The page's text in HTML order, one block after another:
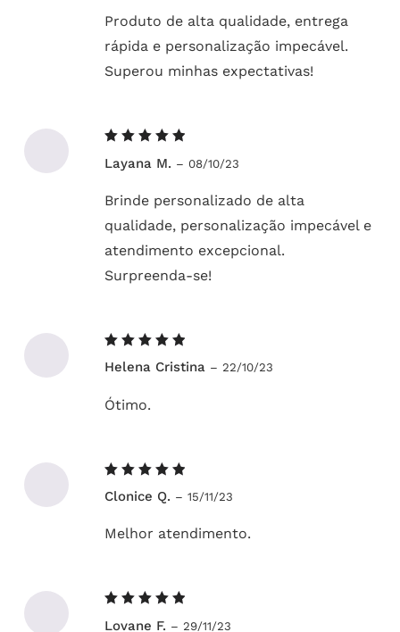
Produto de alta qualidade, entrega
rápida e personalização impecável.
Superou minhas expectativas!
5de 5
Layana M. – 08/10/23
Brinde personalizado de alta
qualidade, personalização impecável e
atendimento excepcional.
Surpreenda-se!
5de 5
Helena Cristina – 22/10/23
Ótimo.
5de 5
Clonice Q. – 15/11/23
Melhor atendimento.
de 5
Lovane F. – 29/11/23